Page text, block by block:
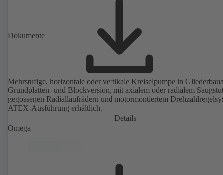
Dokumente
Mehrstufige, horizontale oder vertikale Kreiselpumpe in
Grundplatten- und Blockversion, mit axialem oder radialem
gegossenen Radiallaufrädern und motormontiertem
ATEX-Ausführung erhältlich.
Details
Omega